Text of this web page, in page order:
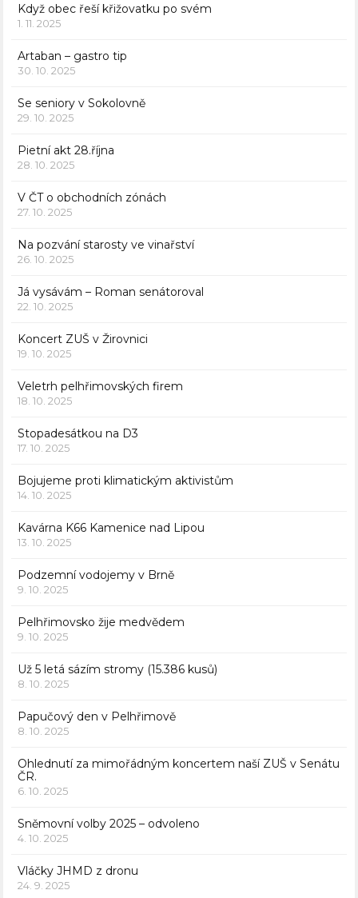
Když obec řeší křižovatku po svém
1. 11. 2025
Artaban – gastro tip
30. 10. 2025
Se seniory v Sokolovně
29. 10. 2025
Pietní akt 28.října
28. 10. 2025
V ČT o obchodních zónách
27. 10. 2025
Na pozvání starosty ve vinařství
26. 10. 2025
Já vysávám – Roman senátoroval
22. 10. 2025
Koncert ZUŠ v Žirovnici
19. 10. 2025
Veletrh pelhřimovských firem
18. 10. 2025
Stopadesátkou na D3
17. 10. 2025
Bojujeme proti klimatickým aktivistům
14. 10. 2025
Kavárna K66 Kamenice nad Lipou
13. 10. 2025
Podzemní vodojemy v Brně
9. 10. 2025
Pelhřimovsko žije medvědem
9. 10. 2025
Už 5 letá sázím stromy (15.386 kusů)
8. 10. 2025
Papučový den v Pelhřimově
8. 10. 2025
Ohlednutí za mimořádným koncertem naší ZUŠ v Senátu
ČR.
6. 10. 2025
Sněmovní volby 2025 – odvoleno
4. 10. 2025
Vláčky JHMD z dronu
24. 9. 2025